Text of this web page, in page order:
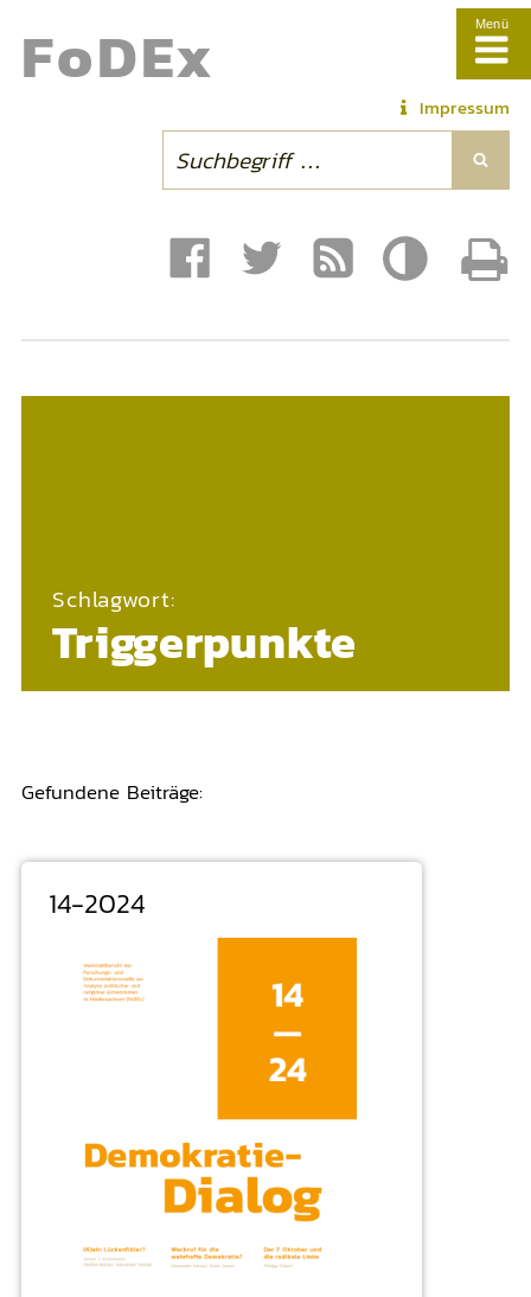
Menü
Impressum
FoDEx
Schlagwort:
Triggerpunkte
Gefundene Beiträge:
14-2024